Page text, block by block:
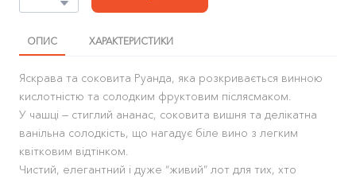
ОПИС ХАРАКТЕРИСТИКИ
Яскрава та соковита Руанда, яка розкривається винною
кислотністю та солодким фруктовим післясмаком.
У чашці — стиглий ананас, соковита вишня та делікатна
ванільна солодкість, що нагадує біле вино з легким
квітковим відтінком.
Чистий, елегантний і дуже “живий” лот для тих, хто